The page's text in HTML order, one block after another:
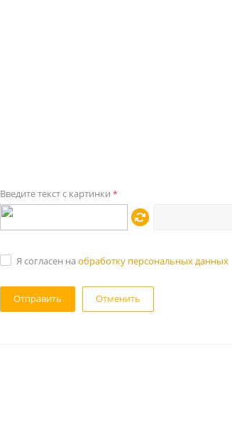
Введите текст с картинки *
Я согласен на обработку персональных данных
Отменить